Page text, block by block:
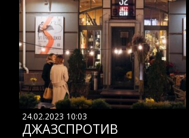
24.02.2023 10:03
ДЖАЗСПРОТИВ